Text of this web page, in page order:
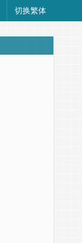
切换繁体